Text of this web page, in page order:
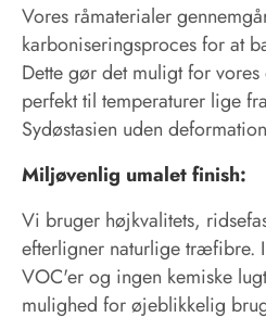
Vores råmaterialer
karboniseringsproces for at
Dette gør det muligt for
perfekt til temperaturer lige
Sydøstasien uden
Miljøvenlig umalet finish:
Vi bruger højkvalitets,
efterligner naturlige træfibre.
VOC'er og ingen kemiske
mulighed for øjeblikkelig